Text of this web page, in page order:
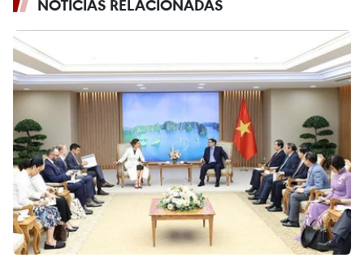
NOTICIAS RELACIONADAS